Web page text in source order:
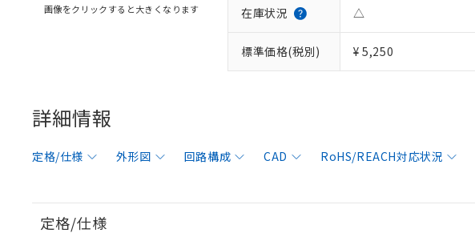
画像をクリックすると大きくなります 在庫状況 △
標準価格(税別) ¥ 5,250
詳細情報
定格/仕様 外形図 回路構成 CAD RoHS/REACH対応状況
定格/仕様